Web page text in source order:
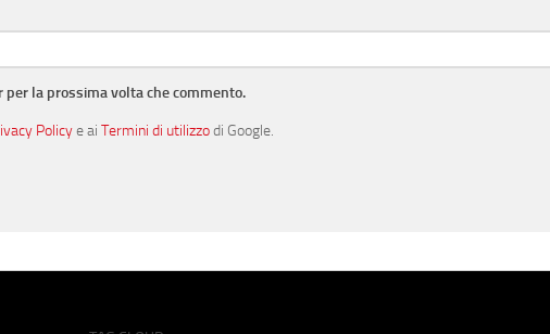
la prossima volta che commento.
Policye ai Termini di utilizzodi Google.